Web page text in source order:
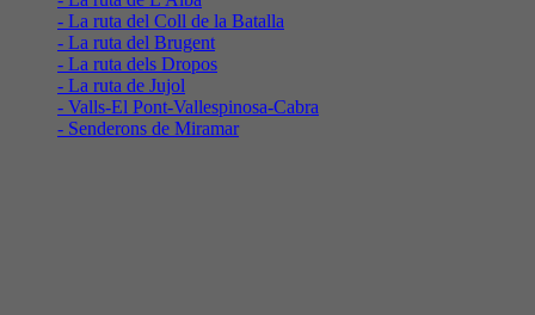
- La ruta del Coll de la Batalla
- La ruta del Brugent
- La ruta dels Dropos
- La ruta de Jujol
- Valls-El Pont-Vallespinosa-Cabra
- Senderons de Miramar